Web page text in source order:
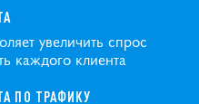
увеличить спрос
каждого клиента
ПО ТРАФИКУ